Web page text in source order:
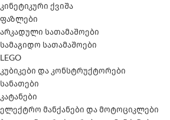
კინეტიკური ქვიშა
ფაზლები
არკადული სათამაშოები
სამაგიდო სათამაშოები
LEGO
კუბიკები და კონსტრუქტორები
სანათები
კატანები
ელექტრო მანქანები და მოტოციკლები